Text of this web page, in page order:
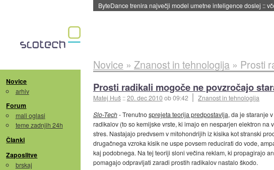
ByteDance trenira največji model umetne inteligence doslej ::
Novice
arhiv
Forum
mali oglasi
teme zadnjih 24h
Članki
Zaposlitve
brskaj
Novice » Znanost in tehnologija» Prosti
Prosti radikali mogoče ne povzročajo
Matej Huš ::20. dec 2010ob 09:42
Znanost in tehnologija
Slo-Tech- Trenutnosprejeta teorija predpostavlja, da je staranje
radikalov (to so kemijske vrste, ki imajo en nesparjen elektron
stres. Nastajajo predvsem v mitohondrijih iz kisika kot stranski
drugačnega vzroka kisik ne uspe povsem reducirati do vode,
kaj podobnega. Na tej teoriji sloni večina reklam, ki propagirajo
pomagajo odpravljati zaradi prostih radikalov nastalo škodo.